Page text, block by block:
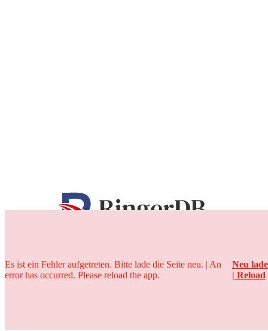
25 Jahre
Es ist ein Fehler aufgetreten. Bitte lade die Seite neu. | An
error has occurred. Please reload the app.
Neu
| Reload